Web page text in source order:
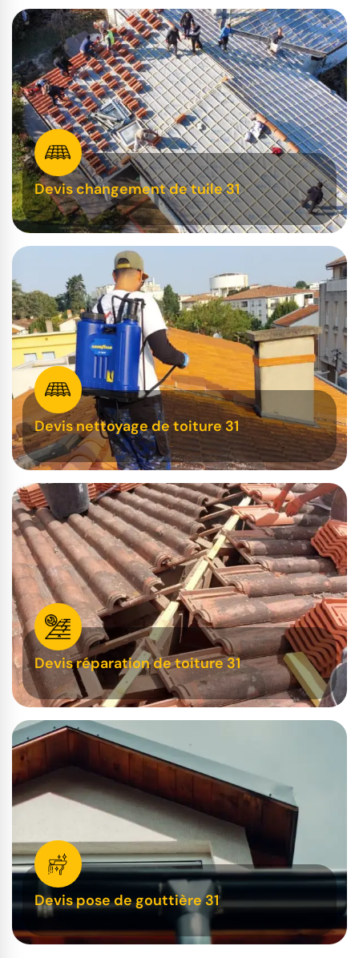
Devis changement de tuile 31
Devis nettoyage de toiture 31
Devis réparation de toiture 31
Devis pose de gouttière 31